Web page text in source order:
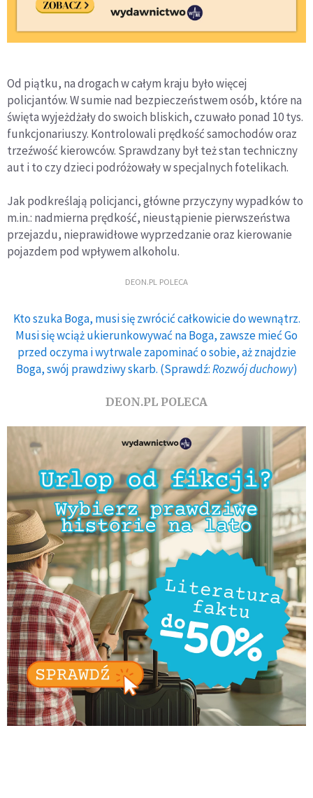
Od piątku, na drogach w całym kraju było więcej
policjantów. W sumie nad bezpieczeństwem osób, które na
święta wyjeżdżały do swoich bliskich, czuwało ponad 10 tys.
funkcjonariuszy. Kontrolowali prędkość samochodów oraz
trzeźwość kierowców. Sprawdzany był też stan techniczny
aut i to czy dzieci podróżowały w specjalnych fotelikach.
Jak podkreślają policjanci, główne przyczyny wypadków to
m.in.: nadmierna prędkość, nieustąpienie pierwszeństwa
przejazdu, nieprawidłowe wyprzedzanie oraz kierowanie
pojazdem pod wpływem alkoholu.
DEON.PL POLECA
Kto szuka Boga, musi się zwrócić całkowicie do wewnątrz.
Musi się wciąż ukierunkowywać na Boga, zawsze mieć Go
przed oczyma i wytrwale zapominać o sobie, aż znajdzie
Boga, swój prawdziwy skarb. (Sprawdź:Rozwój duchowy)
DEON.PL POLECA